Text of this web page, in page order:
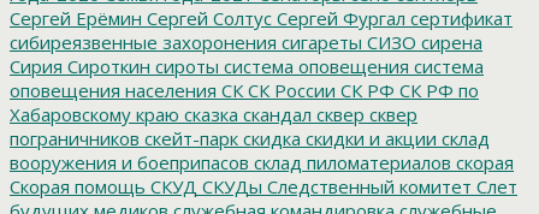
Сергей Ерёмин Сергей Солтус Сергей Фургал сертификат
сибиреязвенные захоронения сигареты СИЗО сирена
Сирия Сироткин сироты система оповещения система
оповещения населения СК СК России СК РФ СК РФ по
Хабаровскому краю сказка скандал сквер сквер
пограничников скейт-парк скидка скидки и акции склад
вооружения и боеприпасов склад пиломатериалов скорая
Скорая помощь СКУД СКУДы Следственный комитет Слет